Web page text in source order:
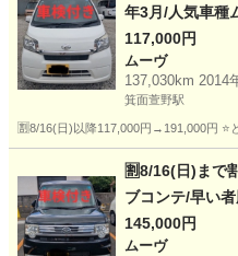
年3月/人気車種
117,000円
ムーヴ
137,030km 2014
箕面萱野駅
🈹8/16(日)以降117,000円→191,000円
箕面萱野駅 ム
🈹8/16(日)まで
ブコンテ/早い
145,000円
ムーヴ